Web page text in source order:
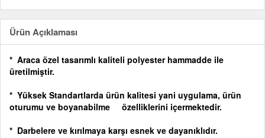
Ürün Açıklaması
* Araca özel tasarımlı kaliteli polyester hammadde ile
üretilmiştir.
* Yüksek Standartlarda ürün kalitesi yani uygulama, ürün
oturumu ve boyanabilme özelliklerini içermektedir.
* Darbelere ve kırılmaya karşı esnek ve dayanıklıdır.